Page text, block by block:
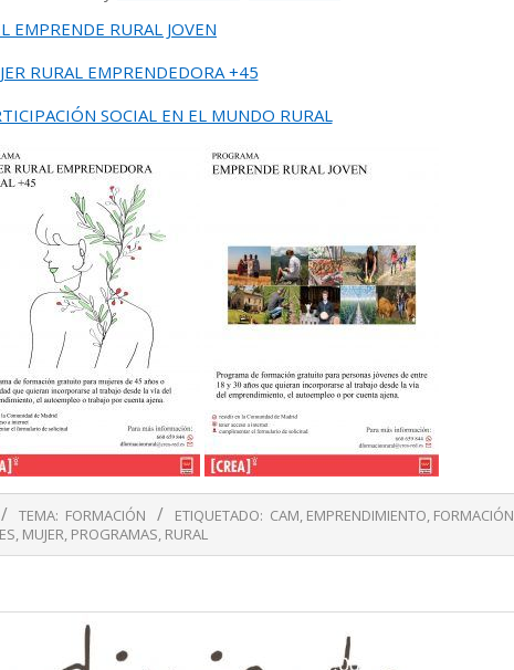
EMPRENDE RURAL JOVEN
RURAL EMPRENDEDORA +45
SOCIAL EN EL MUNDO RURAL
TEMA: FORMACIÓN ETIQUETADO: CAM, EMPRENDIMIENTO, FORMACIÓN
, MUJER, PROGRAMAS, RURAL